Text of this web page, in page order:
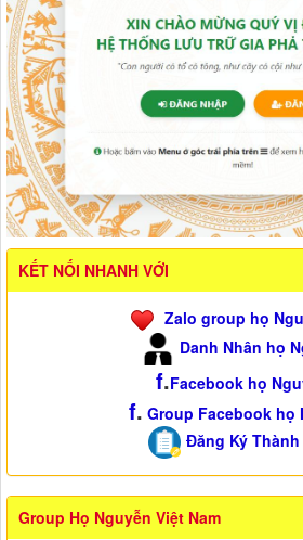
KẾT NỐI NHANH VỚI
Zalo group họ
Danh Nhân họ
f.Facebook họ
f. Group Facebook họ
Đăng Ký Thành
Group Họ Nguyễn Việt Nam